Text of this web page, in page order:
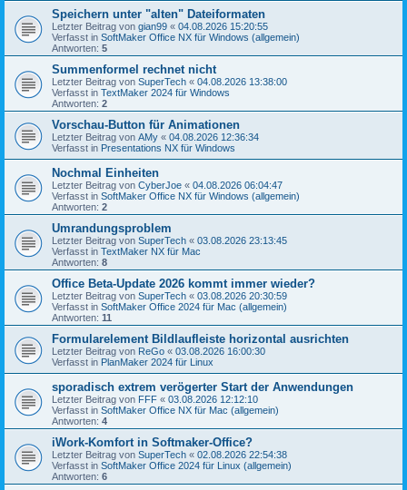
Speichern unter "alten" Dateiformaten
Letzter Beitrag von gian99 « 04.08.2026 15:20:55
Verfasst in SoftMaker Office NX für Windows (allgemein)
Antworten: 5
Summenformel rechnet nicht
Letzter Beitrag von SuperTech « 04.08.2026 13:38:00
Verfasst in TextMaker 2024 für Windows
Antworten: 2
Vorschau-Button für Animationen
Letzter Beitrag von AMy « 04.08.2026 12:36:34
Verfasst in Presentations NX für Windows
Nochmal Einheiten
Letzter Beitrag von CyberJoe « 04.08.2026 06:04:47
Verfasst in SoftMaker Office NX für Windows (allgemein)
Antworten: 2
Umrandungsproblem
Letzter Beitrag von SuperTech « 03.08.2026 23:13:45
Verfasst in TextMaker NX für Mac
Antworten: 8
Office Beta-Update 2026 kommt immer wieder?
Letzter Beitrag von SuperTech « 03.08.2026 20:30:59
Verfasst in SoftMaker Office 2024 für Mac (allgemein)
Antworten: 11
Formularelement Bildlaufleiste horizontal ausrichten
Letzter Beitrag von ReGo « 03.08.2026 16:00:30
Verfasst in PlanMaker 2024 für Linux
sporadisch extrem verögerter Start der Anwendungen
Letzter Beitrag von FFF « 03.08.2026 12:12:10
Verfasst in SoftMaker Office NX für Mac (allgemein)
Antworten: 4
iWork-Komfort in Softmaker-Office?
Letzter Beitrag von SuperTech « 02.08.2026 22:54:38
Verfasst in SoftMaker Office 2024 für Linux (allgemein)
Antworten: 6